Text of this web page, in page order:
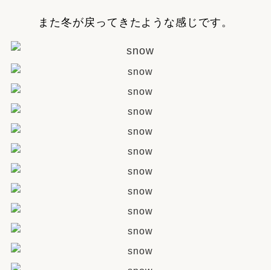
また冬が戻ってきたような感じです。